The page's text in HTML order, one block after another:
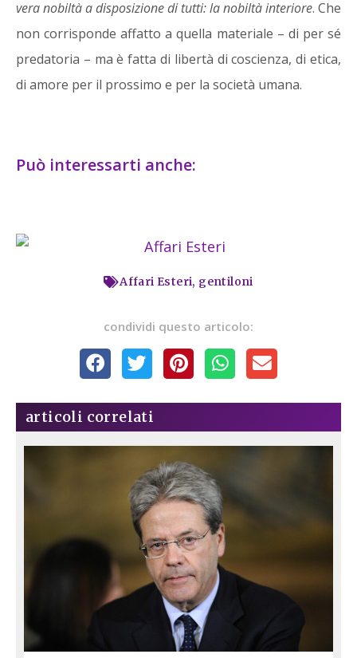
vera nobiltà a disposizione di tutti: la nobiltà interiore. Che
non corrisponde affatto a quella materiale – di per sé
predatoria – ma è fatta di libertà di coscienza, di etica,
di amore per il prossimo e per la società umana.
Può interessarti anche:
Affari Esteri, gentiloni
condividi questo articolo:
articoli correlati